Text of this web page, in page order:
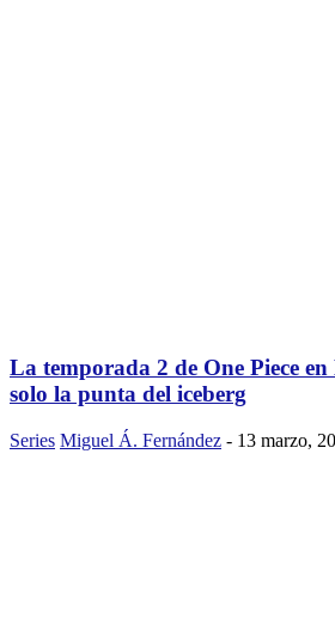
La temporada 2 de One Piece
solo la punta del iceberg
Series Miguel Á. Fernández - 13 marzo,